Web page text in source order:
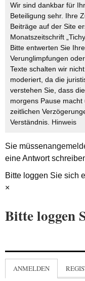
Wir sind dankbar für
Beteiligung sehr. Ihre
Beiträge auf der Site
Monatszeitschrift
Bitte entwerten Sie
Verunglimpfungen
Texte schalten wir
moderiert, da die
verstehen Sie, dass
morgens Pause
zeitlichen
Verständnis. Hinweis
Sie müssen
eine Antwort
Bitte loggen Sie sich
×
Bitte loggen
ANMELDEN